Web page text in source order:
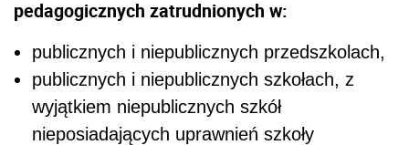
pedagogicznych zatrudnionych w:
publicznych i niepublicznych przedszkolach,
publicznych i niepublicznych szkołach, z
wyjątkiem niepublicznych szkół
nieposiadających uprawnień szkoły